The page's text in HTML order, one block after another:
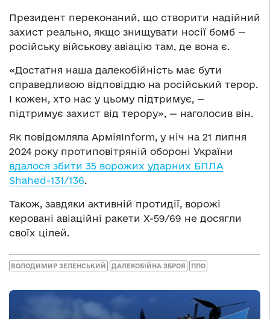
Президент переконаний, що створити надійний
захист реально, якщо знищувати носії бомб —
російську військову авіацію там, де вона є.
«Достатня наша далекобійність має бути
справедливою відповіддю на російський терор.
І кожен, хто нас у цьому підтримує, —
підтримує захист від терору», — наголосив він.
Як повідомляла АрміяInform, у ніч на 21 липня
2024 року протиповітряній обороні України
вдалося збити 35 ворожих ударних БПЛА
Shahed-131/136.
Також, завдяки активній протидії, ворожі
керовані авіаційні ракети Х-59/69 не досягли
своїх цілей.
ВОЛОДИМИР ЗЕЛЕНСЬКИЙ ДАЛЕКОБІЙНА ЗБРОЯ ППО